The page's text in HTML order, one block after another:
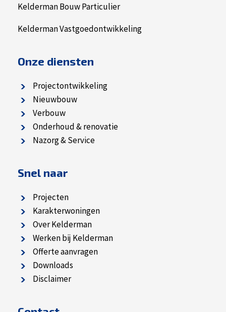
Kelderman Bouw Particulier
Kelderman Vastgoedontwikkeling
Onze diensten
Projectontwikkeling
Nieuwbouw
Verbouw
Onderhoud & renovatie
Nazorg & Service
Snel naar
Projecten
Karakterwoningen
Over Kelderman
Werken bij Kelderman
Offerte aanvragen
Downloads
Disclaimer